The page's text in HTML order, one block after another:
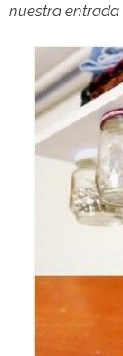
nuestra entrada